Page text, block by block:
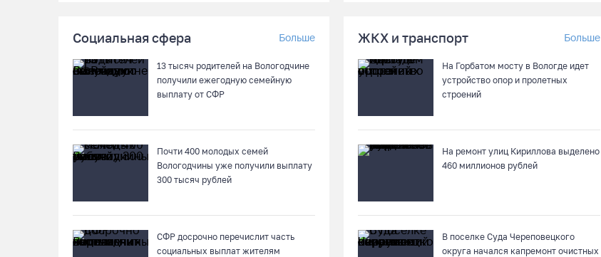
Социальная сфера Больше
13 тысяч родителей на Вологодчине
получили ежегодную семейную
выплату от СФР
Почти 400 молодых семей
Вологодчины уже получили выплату
300 тысяч рублей
СФР досрочно перечислит часть
социальных выплат жителям
ЖКХ и транспорт Больше
На Горбатом мосту в Вологде идет
устройство опор и пролетных
строений
На ремонт улиц Кириллова выделено
460 миллионов рублей
В поселке Суда Череповецкого
округа начался капремонт очистных